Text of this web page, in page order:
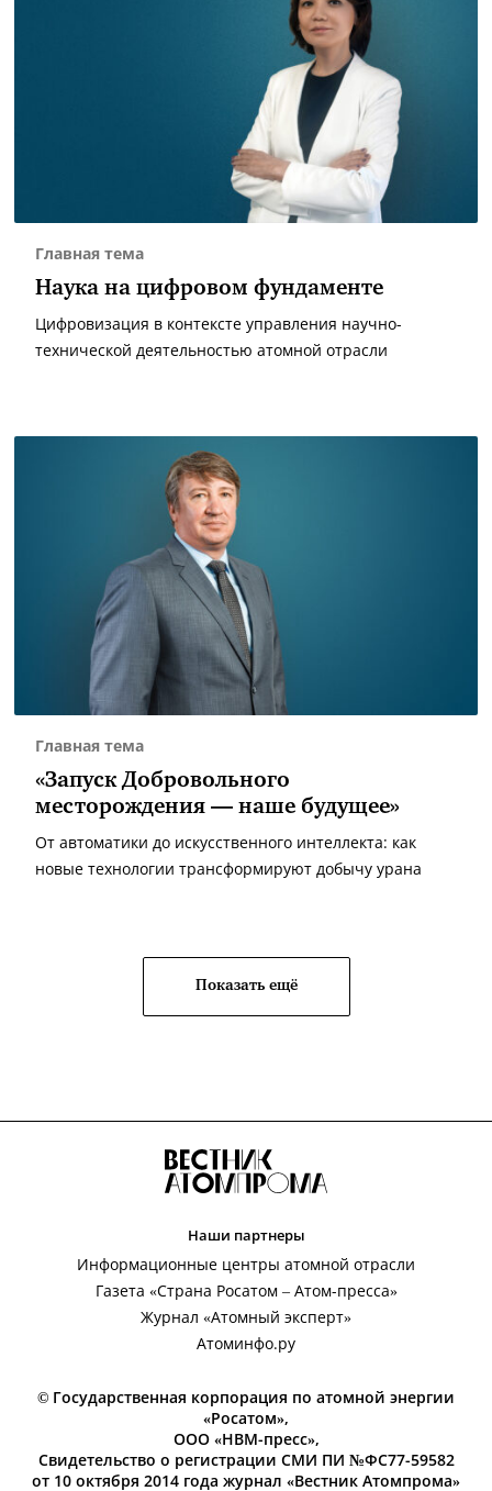
Главная тема
Наука на цифровом фундаменте
Цифровизация в контексте управления научно-
технической деятельностью атомной отрасли
Главная тема
«Запуск Добровольного
месторождения — наше будущее»
От автоматики до искусственного интеллекта: как
новые технологии трансформируют добычу урана
Показать ещё
© Государственная корпорация по атомной энергии
«Росатом»,
ООО «НВМ-пресс»,
Свидетельство о регистрации СМИ ПИ №ФС77-59582
от 10 октября 2014 года журнал «Вестник Атомпрома»
Наши партнеры
Информационные центры атомной отрасли
Газета «Страна Росатом – Атом-пресса»
Журнал «Атомный эксперт»
Атоминфо.ру